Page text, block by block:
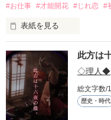
#お仕事 #才能開花 #じれ恋 #
表紙を見る
「私が一条家に婿入りし
かったからです」
借金で差し押さえ寸前の
絶望する令嬢・澄乃の前
也だった。
此方は
◇理人◆
総文字数/
歴史・時代